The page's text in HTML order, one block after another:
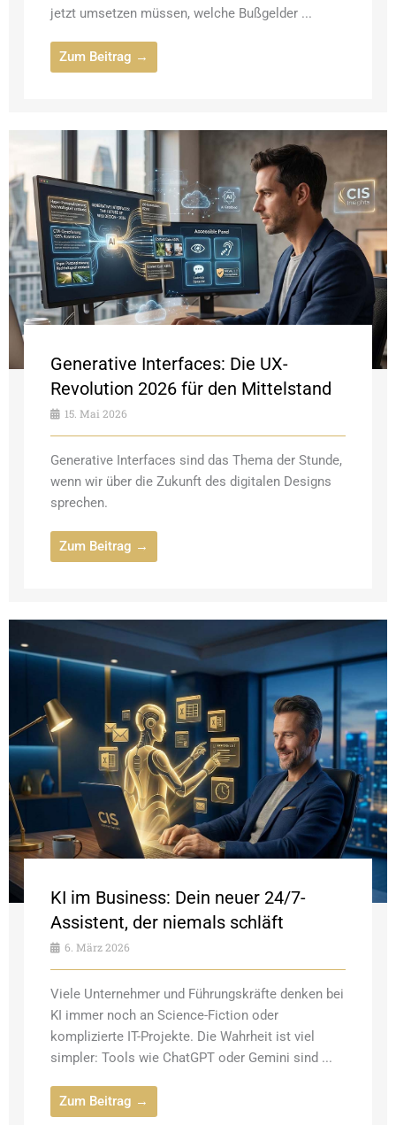
jetzt umsetzen müssen, welche Bußgelder ...
Zum Beitrag →
Generative Interfaces: Die UX-
Revolution 2026 für den Mittelstand
15. Mai 2026
Generative Interfaces sind das Thema der Stunde,
wenn wir über die Zukunft des digitalen Designs
sprechen.
Zum Beitrag →
KI im Business: Dein neuer 24/7-
Assistent, der niemals schläft
6. März 2026
Viele Unternehmer und Führungskräfte denken bei
KI immer noch an Science-Fiction oder
komplizierte IT-Projekte. Die Wahrheit ist viel
simpler: Tools wie ChatGPT oder Gemini sind ...
Zum Beitrag →